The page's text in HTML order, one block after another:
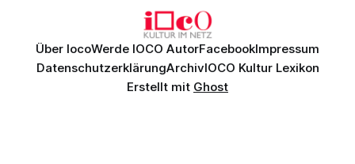
Über IocoWerde IOCO AutorFacebookImpressum
DatenschutzerklärungArchivIOCO Kultur Lexikon
Erstellt mit Ghost